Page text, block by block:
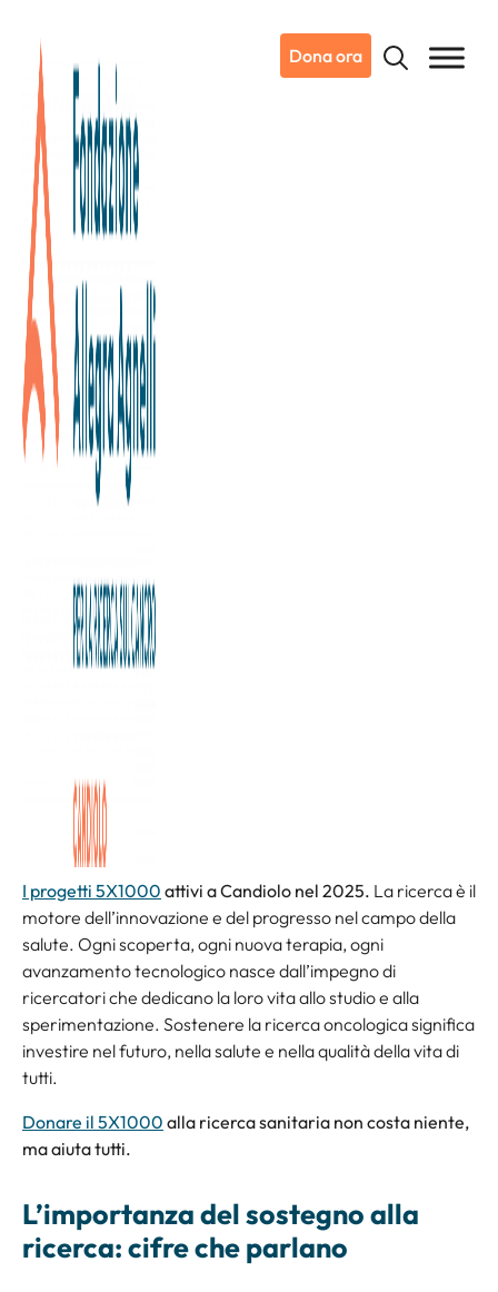
Dona ora
04/04/2025
I progetti 5X1000 attivi a
Candiolo nel 2025
5 per mille alla ricerca sanitaria: i
progetti attivi a Candiolo
I progetti 5X1000 attivi a Candiolo nel 2025. La ricerca è il
motore dell’innovazione e del progresso nel campo della
salute. Ogni scoperta, ogni nuova terapia, ogni
avanzamento tecnologico nasce dall’impegno di
ricercatori che dedicano la loro vita allo studio e alla
sperimentazione. Sostenere la ricerca oncologica significa
investire nel futuro, nella salute e nella qualità della vita di
tutti.
Donare il 5X1000 alla ricerca sanitaria non costa niente,
ma aiuta tutti.
L’importanza del sostegno alla
ricerca: cifre che parlano